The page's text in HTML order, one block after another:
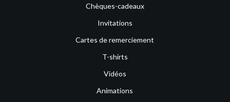
Chèques-cadeaux
Invitations
Cartes de remerciement
T-shirts
Vidéos
Animations